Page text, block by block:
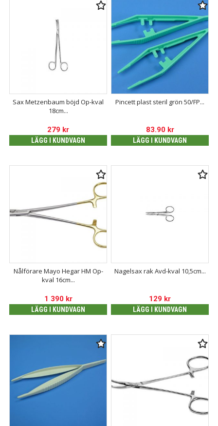
Sax Metzenbaum böjd Op-kval
18cm...
279 kr
LÄGG I KUNDVAGN
Pincett plast steril grön 50/FP...
83.90 kr
LÄGG I KUNDVAGN
Nålförare Mayo Hegar HM Op-
kval 16cm...
1 390 kr
LÄGG I KUNDVAGN
Nagelsax rak Avd-kval 10,5cm...
129 kr
LÄGG I KUNDVAGN